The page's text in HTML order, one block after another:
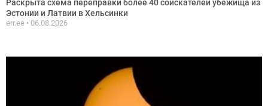
Раскрыта схема переправки более 40 соискателей убежища из
Эстонии и Латвии в Хельсинки
err.ee 06.08.2026